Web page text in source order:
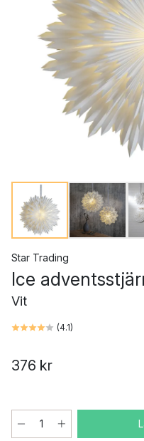
Star Trading
Ice
Vit
(4.1)
376 kr